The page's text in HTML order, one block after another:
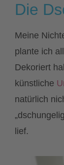
Die
Meine
plante ich
Dekoriert
künstliche
natürlich
lief.